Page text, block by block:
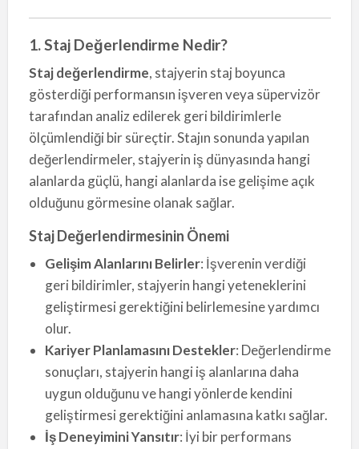
1. Staj Değerlendirme Nedir?
Staj değerlendirme, stajyerin staj boyunca
gösterdiği performansın işveren veya süpervizör
tarafından analiz edilerek geri bildirimlerle
ölçümlendiği bir süreçtir. Stajın sonunda yapılan
değerlendirmeler, stajyerin iş dünyasında hangi
alanlarda güçlü, hangi alanlarda ise gelişime açık
olduğunu görmesine olanak sağlar.
Staj Değerlendirmesinin Önemi
Gelişim Alanlarını Belirler: İşverenin verdiği
geri bildirimler, stajyerin hangi yeteneklerini
geliştirmesi gerektiğini belirlemesine yardımcı
olur.
Kariyer Planlamasını Destekler: Değerlendirme
sonuçları, stajyerin hangi iş alanlarına daha
uygun olduğunu ve hangi yönlerde kendini
geliştirmesi gerektiğini anlamasına katkı sağlar.
İş Deneyimini Yansıtır: İyi bir performans